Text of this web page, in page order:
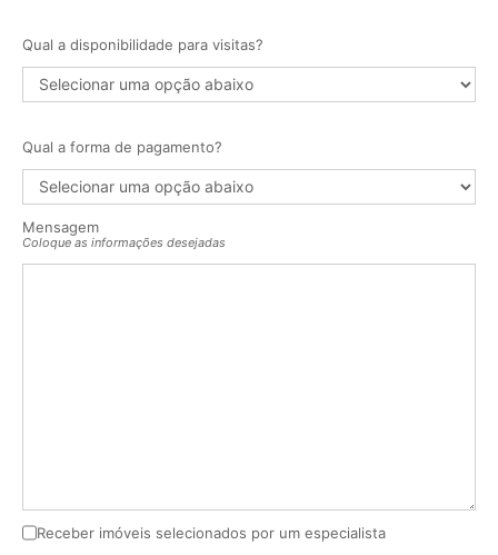
Qual a disponibilidade para visitas?
Qual a forma de pagamento?
Mensagem
Coloque as informações desejadas
Receber imóveis selecionados por um especialista